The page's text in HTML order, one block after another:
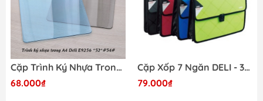
Cặp Trình Ký Nhựa Trong DELI E9256
68.000₫
Cặp Xốp 7 Ngăn DELI - 39634
79.000₫